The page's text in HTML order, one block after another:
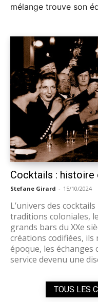
mélange trouve son
Cocktails :
Stefane Girard - 15/10/2024
L’univers des
traditions coloniales,
grands bars du XXe
créations codifiées, ils
époque, les échanges
service devenu une
TOUS LES